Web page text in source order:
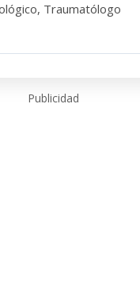
Traumatólogo
Publicidad